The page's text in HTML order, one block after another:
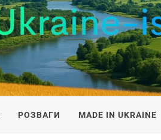
РОЗВАГИ MADE IN UKRAINE